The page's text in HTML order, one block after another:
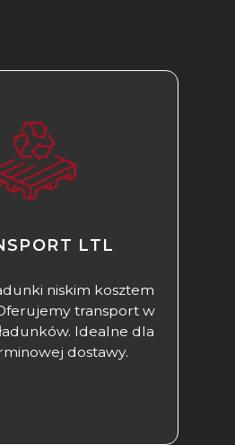
LTL​
niskim kosztem
transport w
Idealne dla
dostawy.